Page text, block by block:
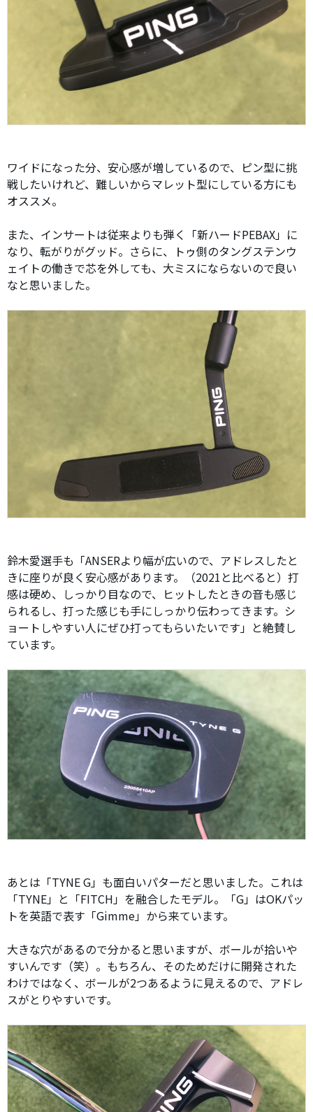
ワイドになった分、安心感が増しているので、ピン型に挑
戦したいけれど、難しいからマレット型にしている方にも
オススメ。
また、インサートは従来よりも弾く「新ハードPEBAX」に
なり、転がりがグッド。さらに、トゥ側のタングステンウ
ェイトの働きで芯を外しても、大ミスにならないので良い
なと思いました。
鈴木愛選手も「ANSERより幅が広いので、アドレスしたと
きに座りが良く安心感があります。（2021と比べると）打
感は硬め、しっかり目なので、ヒットしたときの音も感じ
られるし、打った感じも手にしっかり伝わってきます。シ
ョートしやすい人にぜひ打ってもらいたいです」と絶賛し
ています。
あとは「TYNE G」も面白いパターだと思いました。これは
「TYNE」と「FITCH」を融合したモデル。「G」はOKパッ
トを英語で表す「Gimme」から来ています。
大きな穴があるので分かると思いますが、ボールが拾いや
すいんです（笑）。もちろん、そのためだけに開発された
わけではなく、ボールが2つあるように見えるので、アドレ
スがとりやすいです。